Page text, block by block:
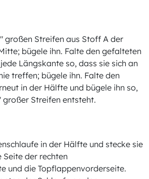
großen Streifen aus Stoff A der
bügele ihn. Falte den gefalteten
Längskante so, dass sie sich an
treffen; bügele ihn. Falte den
in der Hälfte und bügele ihn so,
Streifen entsteht.
in der Hälfte und stecke sie
Seite der rechten
und die Topflappenvorderseite.